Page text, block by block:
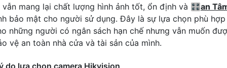
vẫn mang lại chất lượng hình ảnh tốt, ổn định và 🎛an
bảo mật cho người sử dụng. Đây là sự lựa chọn phù hợp
những người có ngân sách hạn chế nhưng vẫn muốn
vệ an toàn nhà cửa và tài sản của mình.
do lựa chọn camera Hikvision